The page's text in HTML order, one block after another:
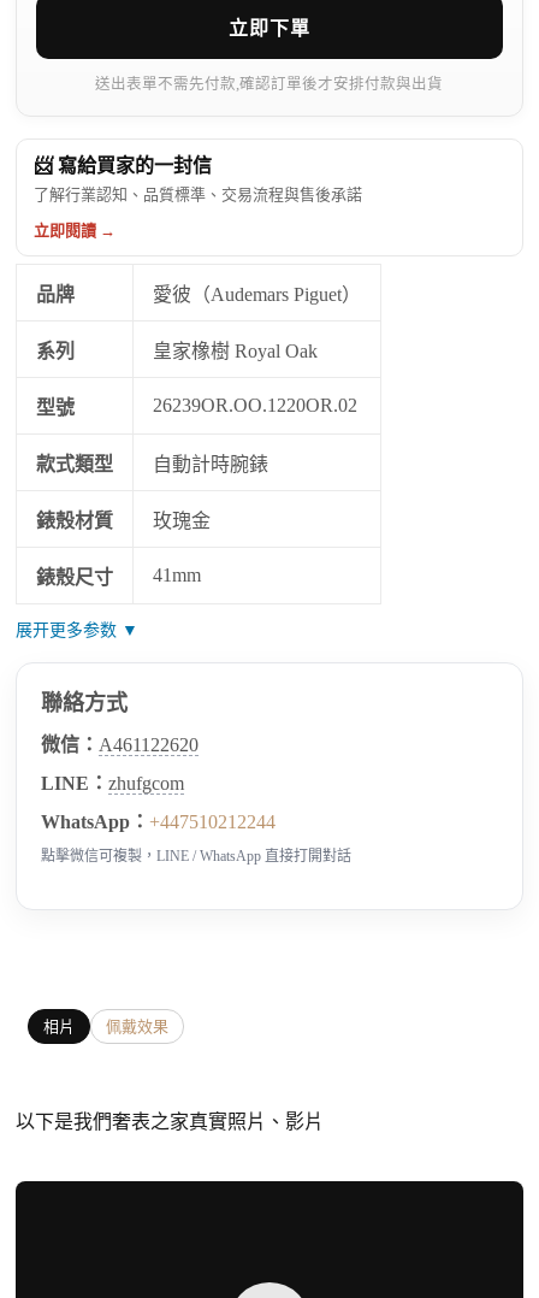
立即下單
送出表單不需先付款,確認訂單後才安排付款與出貨
📨 寫給買家的一封信
了解行業認知、品質標準、交易流程與售後承諾
立即閱讀 →
品牌 愛彼（Audemars Piguet）
系列 皇家橡樹 Royal Oak
型號 26239OR.OO.1220OR.02
款式類型 自動計時腕錶
錶殼材質 玫瑰金
錶殼尺寸 41mm
展开更多参数 ▼
聯絡方式
微信： A461122620
LINE：zhufgcom
WhatsApp：+447510212244
點擊微信可複製，LINE / WhatsApp 直接打開對話
相片 佩戴效果
以下是我們奢表之家真實照片、影片